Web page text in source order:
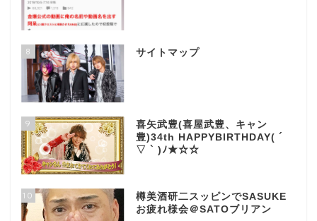
8 サイトマップ
9
喜矢武豊(喜屋武豊、キャン
豊)34th HAPPYBIRTHDAY( ´
▽ ` )ﾉ★☆☆
10
樽美酒研二スッピンでSASUKE
お疲れ様会＠SATOブリアン